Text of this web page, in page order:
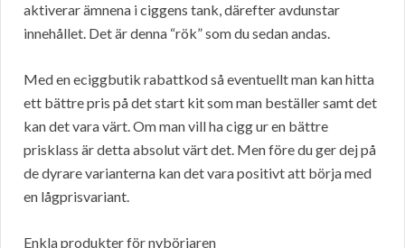
aktiverar ämnena i ciggens tank, därefter avdunstar
innehållet. Det är denna “rök” som du sedan andas.
Med en eciggbutik rabattkod så eventuellt man kan hitta
ett bättre pris på det start kit som man beställer samt det
kan det vara värt. Om man vill ha cigg ur en bättre
prisklass är detta absolut värt det. Men före du ger dej på
de dyrare varianterna kan det vara positivt att börja med
en lågprisvariant.
Enkla produkter för nybörjaren